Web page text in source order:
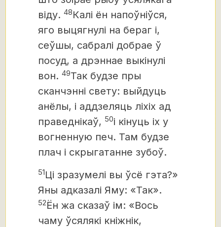
віду. 48Калі ён напоўніўся,
яго выцягнулі на бераг і,
сеўшы, сабралі добрае ў
посуд, а дрэннае выкінулі
вон. 49Так будзе пры
сканчэнні свету: выйдуць
анёлы, і аддзеляць ліхіх ад
праведнікаў, 50і кінуць іх у
вогненную печ. Там будзе
плач і скрыгатанне зубоў.
51Ці зразумелі вы ўсё гэта?»
Яны адказалі Яму: «Так».
52Ён жа сказаў ім: «Вось
чаму ўсялякі кніжнік,